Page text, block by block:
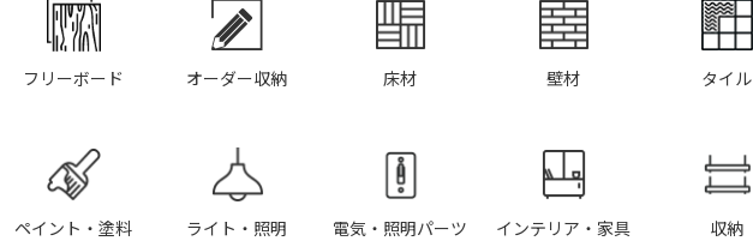
フリーボード オーダー収納 床材 壁材 タイル
ペイント・塗料 ライト・照明 電気・照明パーツ インテリア・家具 収納